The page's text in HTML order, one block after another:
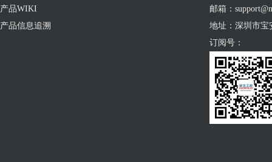
产品WIKI
产品信息追溯
邮箱：
地址：深圳市宝
订阅号：